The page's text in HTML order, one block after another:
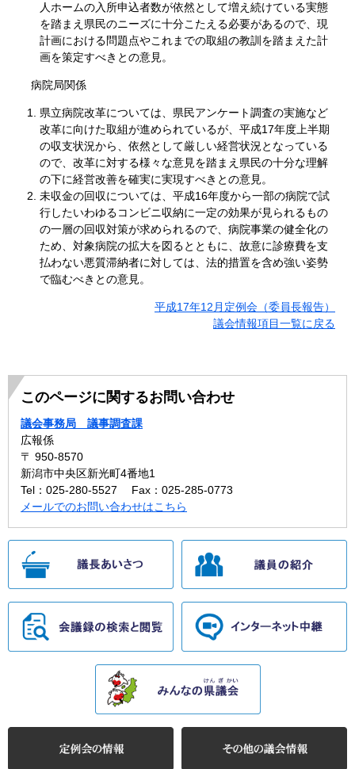
人ホームの入所申込者数が依然として増え続けている実態
を踏まえ県民のニーズに十分こたえる必要があるので、現
計画における問題点やこれまでの取組の教訓を踏まえた計
画を策定すべきとの意見。
病院局関係
県立病院改革については、県民アンケート調査の実施など
改革に向けた取組が進められているが、平成17年度上半期
の収支状況から、依然として厳しい経営状況となっている
ので、改革に対する様々な意見を踏まえ県民の十分な理解
の下に経営改善を確実に実現すべきとの意見。
未収金の回収については、平成16年度から一部の病院で試
行したいわゆるコンビニ収納に一定の効果が見られるもの
の一層の回収対策が求められるので、病院事業の健全化の
ため、対象病院の拡大を図るとともに、故意に診療費を支
払わない悪質滞納者に対しては、法的措置を含め強い姿勢
で臨むべきとの意見。
平成17年12月定例会（委員長報告）
議会情報項目一覧に戻る
このページに関するお問い合わせ
議会事務局 議事調査課
広報係
〒 950-8570
新潟市中央区新光町4番地1
Tel：025-280-5527
Fax：025-285-0773
メールでのお問い合わせはこちら